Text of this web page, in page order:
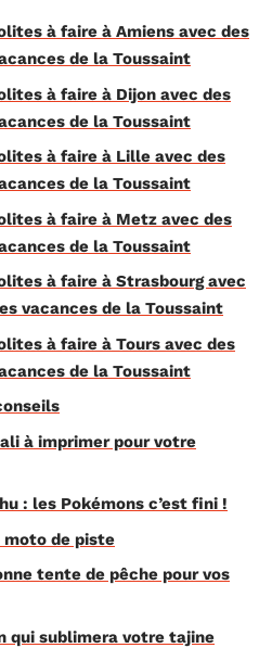
à faire à Amiens avec des
de la Toussaint
à faire à Dijon avec des
de la Toussaint
à faire à Lille avec des
de la Toussaint
à faire à Metz avec des
de la Toussaint
à faire à Strasbourg avec
vacances de la Toussaint
à faire à Tours avec des
de la Toussaint
à imprimer pour votre
: les Pokémons c’est fini !
moto de piste
tente de pêche pour vos
qui sublimera votre tajine